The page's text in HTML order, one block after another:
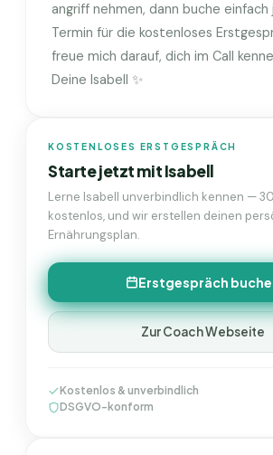
angriff nehmen, dann buche
Termin für die kostenloses
freue mich darauf, dich im Call
Deine Isabell ✨
KOSTENLOSES ERSTGESPRÄCH
Starte jetzt mitIsabell
Lerne Isabell unverbindlich kennen —
kostenlos, und wir erstellen deinen
Ernährungsplan.
Erstgespräch
Zur Coach Webseite
Kostenlos & unverbindlich
DSGVO-konform